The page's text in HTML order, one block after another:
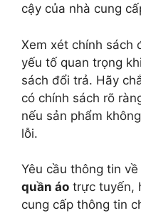
cậy của nhà cung
Xem xét chính sách
yếu tố quan trọng
sách đổi trả. Hãy
có chính sách rõ
nếu sản phẩm
lỗi.
Yêu cầu thông tin
quần áo trực tuyến,
cung cấp thông tin